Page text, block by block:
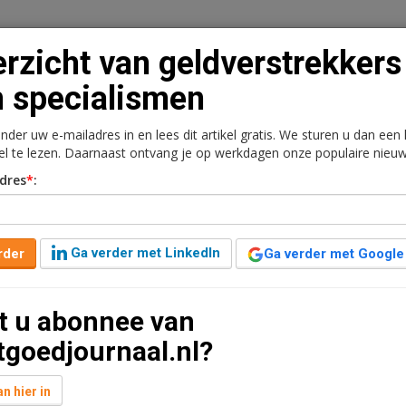
Vacaturebank Contact Abonnementen
en hun
6 jaar geleden aangepast
en hun doelgroepfocus. Wie
oversluiters? En hoe kijkt men in de markt
van geldverstrekkers
specialismen
uw e-mailadres in en lees dit artikel gratis. We sturen u dan een
te lezen. Daarnaast ontvang je op werkdagen onze populaire
*:
Ga verder met LinkedIn Ga verder met Google
u abonnee van
hier in